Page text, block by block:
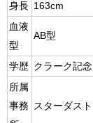
身長 163cm
血液
型
AB型
学歴 クラーク記
所属
事務 スターダス